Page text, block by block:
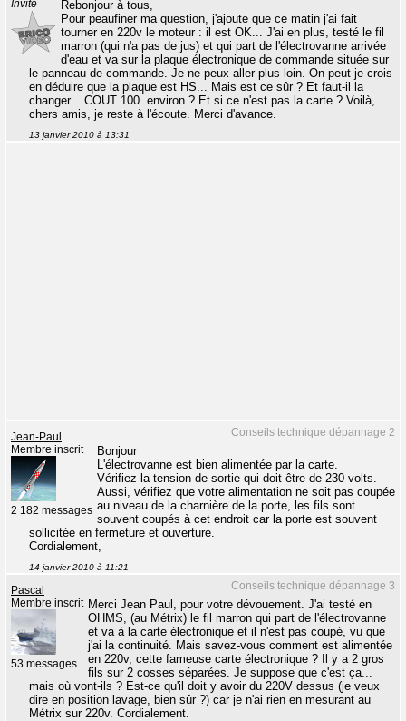
Invité
Rebonjour à tous,
Pour peaufiner ma question, j'ajoute que ce matin j'ai fait
tourner en 220v le moteur : il est OK... J'ai en plus, testé le fil
marron (qui n'a pas de jus) et qui part de l'électrovanne arrivée
d'eau et va sur la plaque électronique de commande située sur
le panneau de commande. Je ne peux aller plus loin. On peut je crois
en déduire que la plaque est HS... Mais est ce sûr ? Et faut-il la
changer... COUT 100  environ ? Et si ce n'est pas la carte ? Voilà,
chers amis, je reste à l'écoute. Merci d'avance.
13 janvier 2010 à 13:31
Conseils technique dépannage 2
Jean-Paul
Membre inscrit
2 182 messages
Bonjour
L'électrovanne est bien alimentée par la carte.
Vérifiez la tension de sortie qui doit être de 230 volts.
Aussi, vérifiez que votre alimentation ne soit pas coupée
au niveau de la charnière de la porte, les fils sont
souvent coupés à cet endroit car la porte est souvent
sollicitée en fermeture et ouverture.
Cordialement,
14 janvier 2010 à 11:21
Conseils technique dépannage 3
Pascal
Membre inscrit
53 messages
Merci Jean Paul, pour votre dévouement. J'ai testé en
OHMS, (au Métrix) le fil marron qui part de l'électrovanne
et va à la carte électronique et il n'est pas coupé, vu que
j'ai la continuité. Mais savez-vous comment est alimentée
en 220v, cette fameuse carte électronique ? Il y a 2 gros
fils sur 2 cosses séparées. Je suppose que c'est ça...
mais où vont-ils ? Est-ce qu'il doit y avoir du 220V dessus (je veux
dire en position lavage, bien sûr ?) car je n'ai rien en mesurant au
Métrix sur 220v. Cordialement.